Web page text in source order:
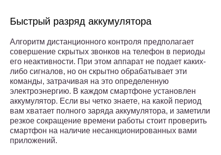
Быстрый разряд аккумулятора
Алгоритм дистанционного контроля предполагает
совершение скрытых звонков на телефон в периоды
его неактивности. При этом аппарат не подает каких-
либо сигналов, но он скрытно обрабатывает эти
команды, затрачивая на это определенную
электроэнергию. В каждом смартфоне установлен
аккумулятор. Если вы четко знаете, на какой период
вам хватает полного заряда аккумулятора, и заметили
резкое сокращение времени работы стоит проверить
смартфон на наличие несанкционированных вами
приложений.